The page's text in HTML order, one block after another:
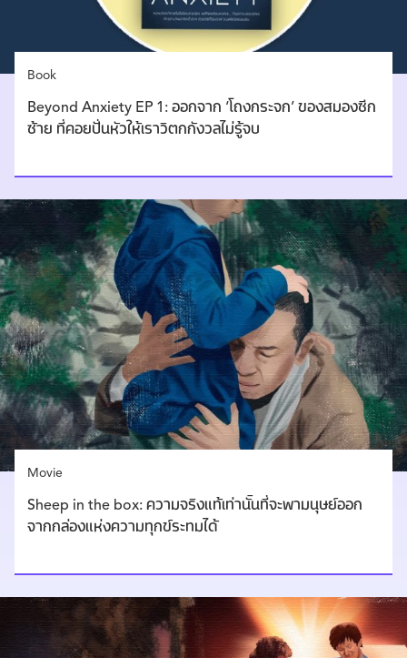
Book
Beyond Anxiety EP 1: ออกจาก ‘โถงกระจก’ ของสมองซีก
ซ้าย ที่คอยปั่นหัวให้เราวิตกกังวลไม่รู้จบ
Movie
Sheep in the box: ความจริงแท้เท่านั้นที่จะพามนุษย์ออก
จากกล่องแห่งความทุกข์ระทมได้